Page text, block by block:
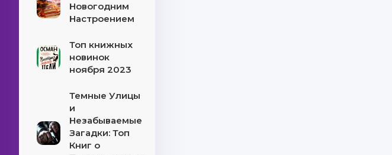
Новогодним
Настроением
Топ книжных
новинок
ноября 2023
Темные Улицы
и
Незабываемые
Загадки: Топ
Книг о